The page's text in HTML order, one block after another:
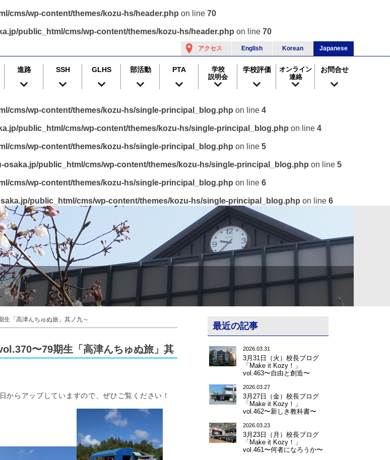
cms/wp-content/themes/kozu-hs/header.php on line 70
public_html/cms/wp-content/themes/kozu-hs/header.php on line 70
アクセス English Korean Japanese
進路 SSH GLHS 部活動 PTA
学校
説明会
学校評価
オンライン
連絡
お問合せ
cms/wp-content/themes/kozu-hs/single-principal_blog.php on line 4
public_html/cms/wp-content/themes/kozu-hs/single-principal_blog.php on line 4
cms/wp-content/themes/kozu-hs/single-principal_blog.php on line 5
osaka.jp/public_html/cms/wp-content/themes/kozu-hs/single-principal_blog.php on line 5
cms/wp-content/themes/kozu-hs/single-principal_blog.php on line 6
public_html/cms/wp-content/themes/kozu-hs/single-principal_blog.php on line 6
「高津んちゅぬ旅」其ノ九～
〜79期生「高津んちゅぬ旅」其
らアップしていますので、ぜひご覧ください！
最近の記事
2026.03.31
3月31日（火）校長ブログ
「Make it Kozy！」
vol.463〜自由と創造〜
2026.03.27
3月27日（金）校長ブログ
「Make it Kozy！」
vol.462〜新しき教科書〜
2026.03.23
3月23日（月）校長ブログ
「Make it Kozy！」
vol.461〜何者になろうか〜